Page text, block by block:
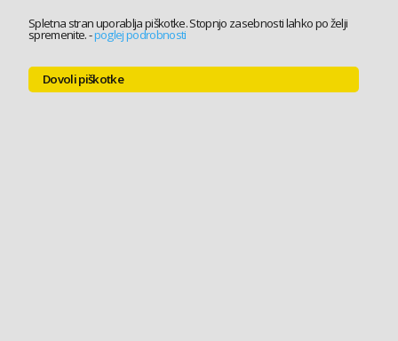
Spletna stran uporablja piškotke. Stopnjo zasebnosti lahko po želji
spremenite.-poglej podrobnosti
Dovoli piškotke